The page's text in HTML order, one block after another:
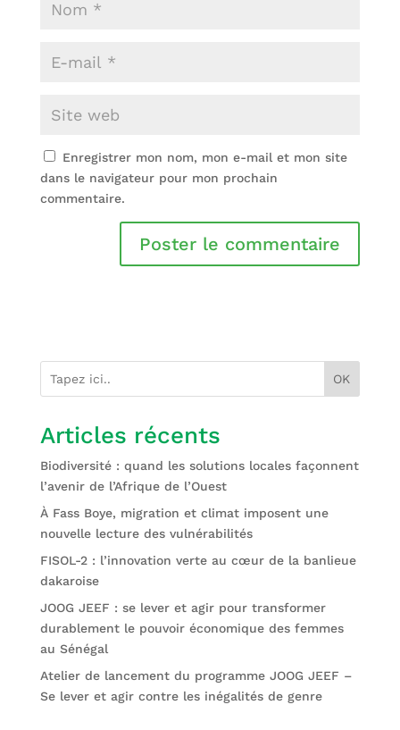
Enregistrer mon nom, mon e-mail et mon site
dans le navigateur pour mon prochain
commentaire.
OK
Articles récents
Biodiversité : quand les solutions locales façonnent
l’avenir de l’Afrique de l’Ouest
À Fass Boye, migration et climat imposent une
nouvelle lecture des vulnérabilités
FISOL-2 : l’innovation verte au cœur de la banlieue
dakaroise
JOOG JEEF : se lever et agir pour transformer
durablement le pouvoir économique des femmes
au Sénégal
Atelier de lancement du programme JOOG JEEF –
Se lever et agir contre les inégalités de genre